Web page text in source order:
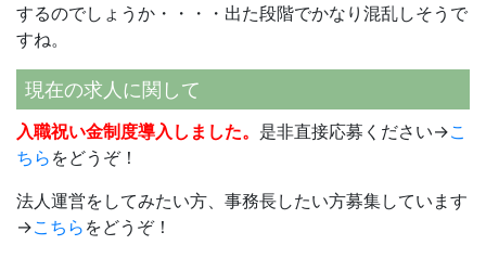
するのでしょうか・・・・出た段階でかなり混乱しそうで
すね。
現在の求人に関して
入職祝い金制度導入しました。 是非直接応募ください→こ
ちら をどうぞ！
法人運営をしてみたい方、事務長したい方募集しています
→こちら をどうぞ！